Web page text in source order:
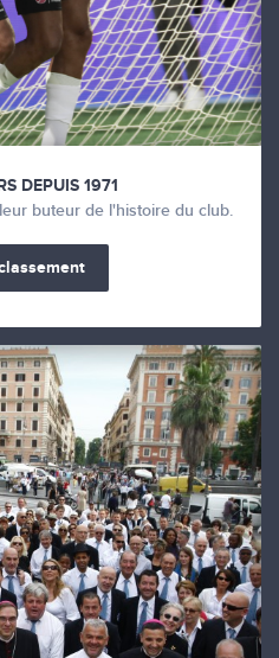
DEPUIS 1971
buteur de l'histoire du club.